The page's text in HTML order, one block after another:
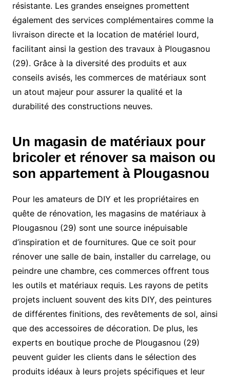
résistante. Les grandes enseignes promettent
également des services complémentaires comme la
livraison directe et la location de matériel lourd,
facilitant ainsi la gestion des travaux à Plougasnou
(29). Grâce à la diversité des produits et aux
conseils avisés, les commerces de matériaux sont
un atout majeur pour assurer la qualité et la
durabilité des constructions neuves.
Un magasin de matériaux pour
bricoler et rénover sa maison ou
son appartement à Plougasnou
Pour les amateurs de DIY et les propriétaires en
quête de rénovation, les magasins de matériaux à
Plougasnou (29) sont une source inépuisable
d’inspiration et de fournitures. Que ce soit pour
rénover une salle de bain, installer du carrelage, ou
peindre une chambre, ces commerces offrent tous
les outils et matériaux requis. Les rayons de petits
projets incluent souvent des kits DIY, des peintures
de différentes finitions, des revêtements de sol, ainsi
que des accessoires de décoration. De plus, les
experts en boutique proche de Plougasnou (29)
peuvent guider les clients dans le sélection des
produits idéaux à leurs projets spécifiques et leur